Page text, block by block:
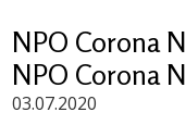
NPO Corona
NPO Corona
03.07.2020